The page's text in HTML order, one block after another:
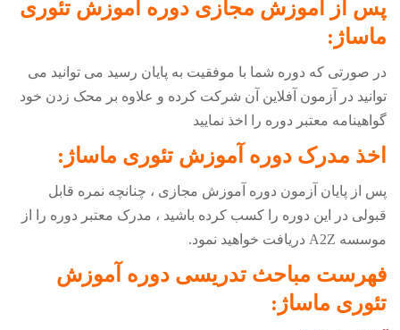
پس از آموزش مجازی دوره آموزش تئوری
ماساژ :
در صورتی که دوره شما با موفقیت به پایان رسید می توانید می
توانید در آزمون آفلاین آن شرکت کرده و علاوه بر محک زدن خود
گواهینامه معتبر دوره را اخذ نمایید
اخذ مدرک دوره آموزش تئوری ماساژ :
پس از پایان آزمون دوره آموزش مجازی ، چنانچه نمره قابل
قبولی در این دوره را کسب کرده باشید ، مدرک معتبر دوره را از
موسسه A2Z دریافت خواهید نمود.
فهرست مباحث تدریسی دوره آموزش
تئوری ماساژ :